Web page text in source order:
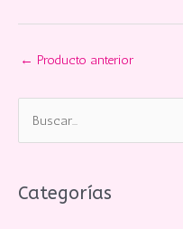
← Producto anterior
c
Categorías